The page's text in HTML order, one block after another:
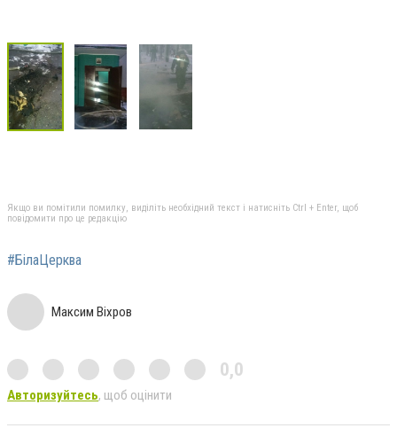
Якщо ви помітили помилку, виділіть необхідний текст і натисніть Ctrl + Enter, щоб
повідомити про це редакцію
#БілаЦерква
Максим Віхров
0,0
Авторизуйтесь, щоб оцінити